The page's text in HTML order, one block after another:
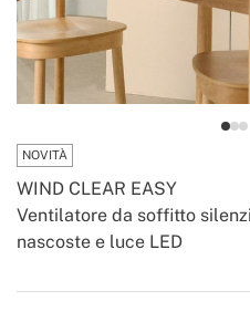
NOVITÀ
Ventilatore da soffitto
nascoste e luce LED
WIND CLEAR EASY
Create